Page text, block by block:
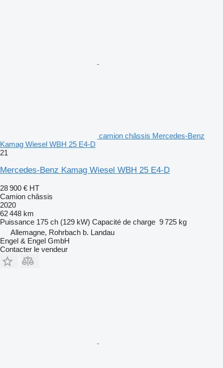
camion châssis Mercedes-Benz
Kamag Wiesel WBH 25 E4-D
21
Mercedes-Benz Kamag Wiesel WBH 25 E4-D
28 900 € HT
Camion châssis
2020
62 448 km
Puissance 175 ch (129 kW) Capacité de charge 9 725 kg
Allemagne, Rohrbach b. Landau
Engel & Engel GmbH
Contacter le vendeur